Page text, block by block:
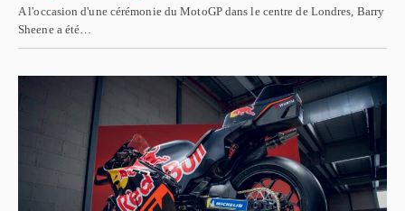
A l'occasion d'une cérémonie du MotoGP dans le centre de Londres, Barry
Sheene a été…